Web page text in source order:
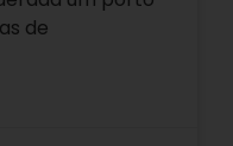
de